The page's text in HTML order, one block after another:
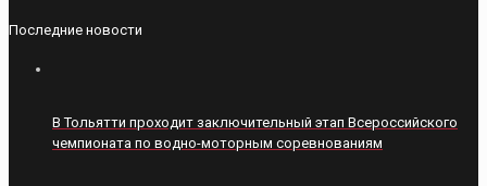
Последние новости
В Тольятти проходит заключительный этап Всероссийского
чемпионата по водно-моторным соревнованиям